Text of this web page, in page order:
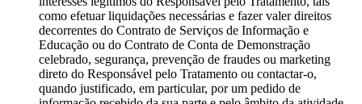
como efetuar liquidações necessárias e fazer valer direitos
decorrentes do Contrato de Serviços de Informação e
Educação ou do Contrato de Conta de Demonstração
celebrado, segurança, prevenção de fraudes ou marketing
direto do Responsável pelo Tratamento ou contactar-o,
quando justificado, em particular, por um pedido de